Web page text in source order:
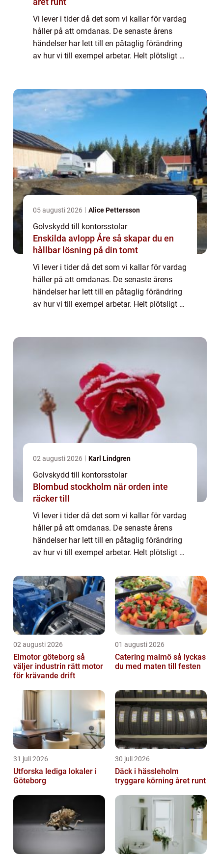
Vi lever i tider då det som vi kallar för vardag
håller på att omdanas. De senaste årens
händelser har lett till en påtaglig förändring
av hur vi till exempel arbetar. Helt plötsligt är
05 augusti 2026 Alice Pettersson
Golvskydd till kontorsstolar
Enskilda avlopp Åre så skapar du en
hållbar lösning på din tomt
Vi lever i tider då det som vi kallar för vardag
håller på att omdanas. De senaste årens
händelser har lett till en påtaglig förändring
av hur vi till exempel arbetar. Helt plötsligt är
02 augusti 2026 Karl Lindgren
Golvskydd till kontorsstolar
Blombud stockholm när orden inte
räcker till
Vi lever i tider då det som vi kallar för vardag
håller på att omdanas. De senaste årens
händelser har lett till en påtaglig förändring
av hur vi till exempel arbetar. Helt plötsligt är
02 augusti 2026
Elmotor göteborg så
väljer industrin rätt motor
för krävande drift
01 augusti 2026
Catering malmö så lyckas
du med maten till festen
31 juli 2026
Utforska lediga lokaler i
Göteborg
30 juli 2026
Däck i hässleholm
tryggare körning året runt